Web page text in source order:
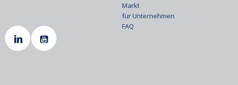
Markt
für Unternehmen
FAQ